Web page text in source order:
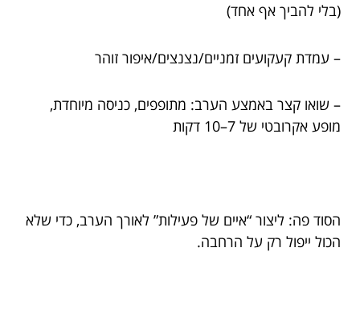
(בלי להביך אף אחד)
– עמדת קעקועים זמניים/נצנצים/איפור זוהר
– שואו קצר באמצע הערב: מתופפים, כניסה מיוחדת,
מופע אקרובטי של 7–10 דקות
הסוד פה: ליצור “איים של פעילות” לאורך הערב, כדי שלא
הכול ייפול רק על הרחבה.